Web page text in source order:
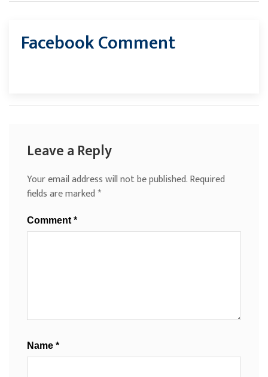
Facebook Comment
Leave a Reply
Your email address will not be published.Required
fields are marked*
Comment *
Name *